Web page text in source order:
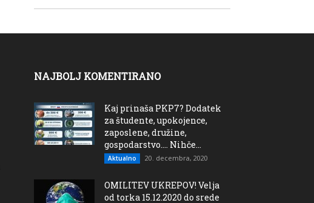
NAJBOLJ KOMENTIRANO
Kaj prinaša PKP7? Dodatek
za študente, upokojence,
zaposlene, družine,
gospodarstvo…. Nihče...
Aktualno 20. decembra, 2020
OMILITEV UKREPOV! Velja
od torka 15.12.2020 do srede